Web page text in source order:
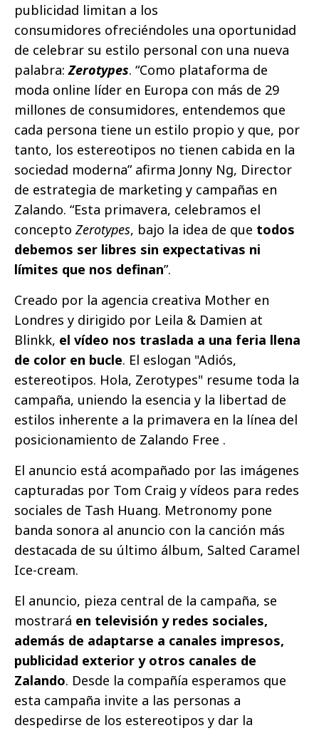
publicidad limitan a los
consumidores ofreciéndoles una oportunidad
de celebrar su estilo personal con una nueva
palabra:Zerotypes. “Como plataforma de
moda online líder en Europa con más de 29
millones de consumidores, entendemos que
cada persona tiene un estilo propio y que, por
tanto, los estereotipos no tienen cabida en la
sociedad moderna” afirma Jonny Ng, Director
de estrategia de marketing y campañas en
Zalando. “Esta primavera, celebramos el
concepto Zerotypes, bajo la idea de que todos
debemos ser libres sin expectativas ni
límites que nos definan”.
Creado por la agencia creativa Mother en
Londres y dirigido por Leila & Damien at
Blinkk, el vídeo nos traslada a una feria llena
de color en bucle. El eslogan "Adiós,
estereotipos. Hola, Zerotypes" resume toda la
campaña, uniendo la esencia y la libertad de
estilos inherente a la primavera en la línea del
posicionamiento de Zalando Free .
El anuncio está acompañado por las imágenes
capturadas por Tom Craig y vídeos para redes
sociales de Tash Huang. Metronomy pone
banda sonora al anuncio con la canción más
destacada de su último álbum, Salted Caramel
Ice-cream.
El anuncio, pieza central de la campaña, se
mostrará en televisión y redes sociales,
además de adaptarse a canales impresos,
publicidad exterior y otros canales de
Zalando. Desde la compañía esperamos que
esta campaña invite a las personas a
despedirse de los estereotipos y dar la